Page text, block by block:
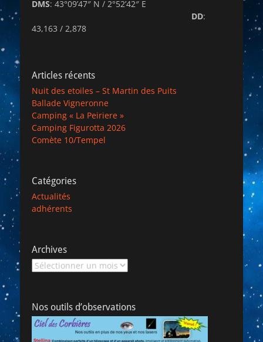
DMS: 43°09’47″ N / 2°52’42″ E
DD:
43,163 / 2,878
Articles récents
Nuit des etoiles – St Martin des Puits
Ballade Vigneronne
Camping « La Peiriere »
Camping Figurotta 2026
Comète 10/Tempel
Catégories
Actualités
adhérents
Archives
Archives
Nos outils d’observations